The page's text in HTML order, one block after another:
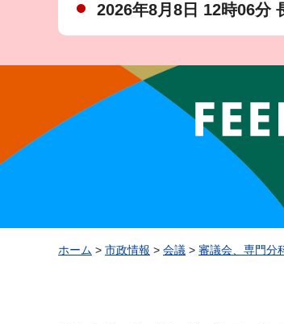
2026年8月8日 12時06分
ホーム > 市政情報 > 会議 > 審議会、専門分